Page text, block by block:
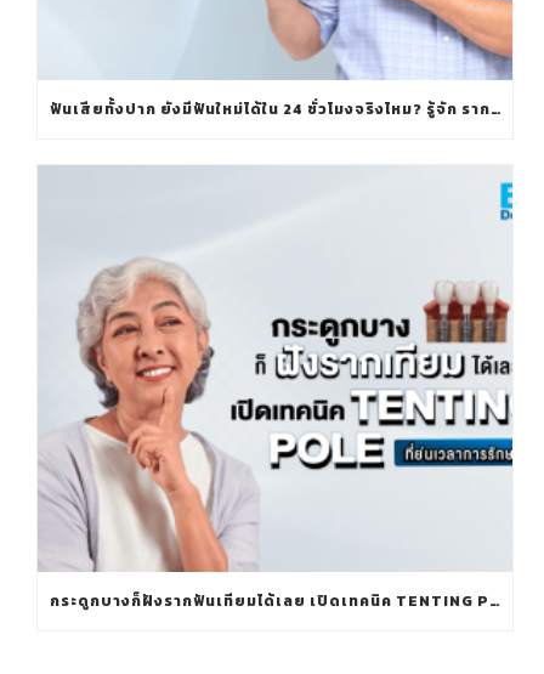
ฟันเสียทั้งปาก ยังมีฟันใหม่ได้ใน 24 ชั่วโมงจริงไหม? รู้จัก รากเทียมทั้งปาก IMMEDIATE LOADING
กระดูกบางก็ฝังรากฟันเทียมได้เลย เปิดเทคนิค TENTING POLE ที่ย่นเวลาการรักษา